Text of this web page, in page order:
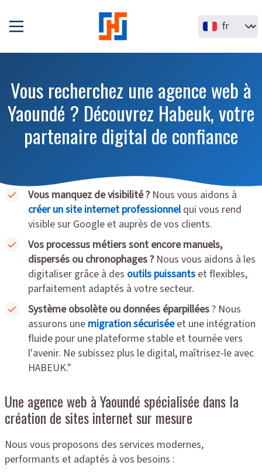
Select your
Vous recherchez une agence web à
Yaoundé ? Découvrez Habeuk, votre
partenaire digital de confiance
Vous manquez de visibilité ? Nous vous aidons à
créer un site internet professionnelqui vous rend
visible sur Google et auprès de vos clients.
Vos processus métiers sont encore manuels,
dispersés ou chronophages ? Nous vous aidons à les
digitaliser grâce à des outils puissantset flexibles,
parfaitement adaptés à votre secteur.
Système obsolète ou données éparpillées? Nous
assurons une migration sécuriséeet une intégration
fluide pour une plateforme stable et tournée vers
l'avenir. Ne subissez plus le digital, maîtrisez-le avec
HABEUK."
Une agence web à Yaoundé spécialisée dans la
création de sites internet sur mesure
Nous vous proposons des services modernes,
performants et adaptés à vos besoins :